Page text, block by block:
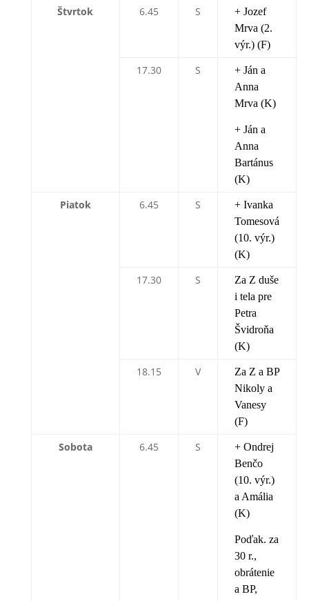
Štvrtok 6.45 S
+ Jozef
Mrva (2.
výr.) (F)
17.30 S
+ Ján a
Anna
Mrva (K)
+ Ján a
Anna
Bartánus
(K)
Piatok 6.45 S
+ Ivanka
Tomesová
(10. výr.)
(K)
17.30 S
Za Z duše
i tela pre
Petra
Švidroňa
(K)
18.15 V
Za Z a BP
Nikoly a
Vanesy
(F)
Sobota 6.45 S
+ Ondrej
Benčo
(10. výr.)
a Amália
(K)
Poďak. za
30 r.,
obrátenie
a BP,